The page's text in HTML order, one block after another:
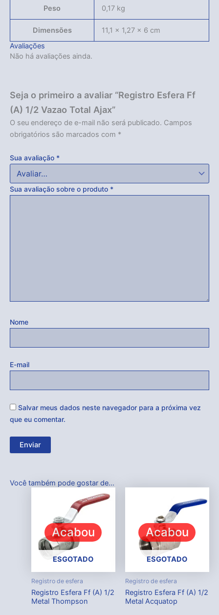
Peso 0,17 kg
Dimensões
11,1 × 1,27 × 6 cm
Avaliações
Não há avaliações ainda.
Seja o primeiro a avaliar “Registro Esfera Ff
(A) 1/2 Vazao Total Ajax”
O seu endereço de e-mail não será publicado. Campos
obrigatórios são marcados com *
Sua avaliação *
Sua avaliação sobre o produto *
Nome
E-mail
Salvar meus dados neste navegador para a próxima vez
que eu comentar.
Você também pode gostar de…
Acabou
ESGOTADO
Registro de esfera
Registro Esfera Ff (A) 1/2
Metal Thompson
Acabou
ESGOTADO
Registro de esfera
Registro Esfera Ff (A) 1/2
Metal Acquatop